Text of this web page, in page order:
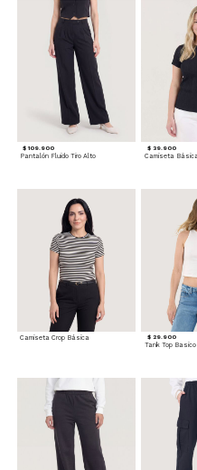
$ 109.900
Pantalón Fluido Tiro Alto
$ 39.900
Camiseta Crop Básica $ 29.900
Tank Top Basico